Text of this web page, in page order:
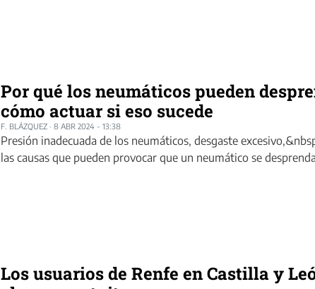
Por qué los neumáticos pueden
cómo actuar si eso sucede
F. BLÁZQUEZ · 8 ABR 2024 - 13:38
Presión inadecuada de los neumáticos, desgaste
las causas que pueden provocar que un neumático se
Los usuarios de Renfe en Castilla y